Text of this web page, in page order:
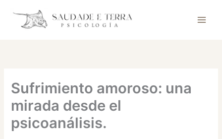
contenido
Sufrimiento amoroso: una
mirada desde el
psicoanálisis.